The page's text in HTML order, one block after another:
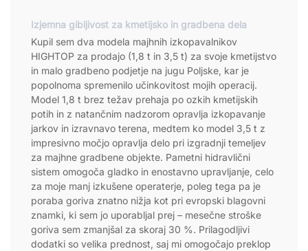
Izjemna gibljivost za kmetijsko in gradbena dela
Kupil sem dva modela majhnih izkopavalnikov
HIGHTOP za prodajo (1,8 t in 3,5 t) za svoje kmetijstvo
in malo gradbeno podjetje na jugu Poljske, kar je
popolnoma spremenilo učinkovitost mojih operacij.
Model 1,8 t brez težav prehaja po ozkih kmetijskih
potih in z natančnim nadzorom opravlja izkopavanje
jarkov in izravnavo terena, medtem ko model 3,5 t z
impresivno močjo opravlja delo pri izgradnji temeljev
za majhne gradbene objekte. Pametni hidravlični
sistem omogoča gladko in enostavno upravljanje, celo
za moje manj izkušene operaterje, poleg tega pa je
poraba goriva znatno nižja kot pri evropski blagovni
znamki, ki sem jo uporabljal prej – mesečne stroške
goriva sem zmanjšal za skoraj 30 %. Prilagodljivi
dodatki so velika prednost, saj mi omogočajo preklop